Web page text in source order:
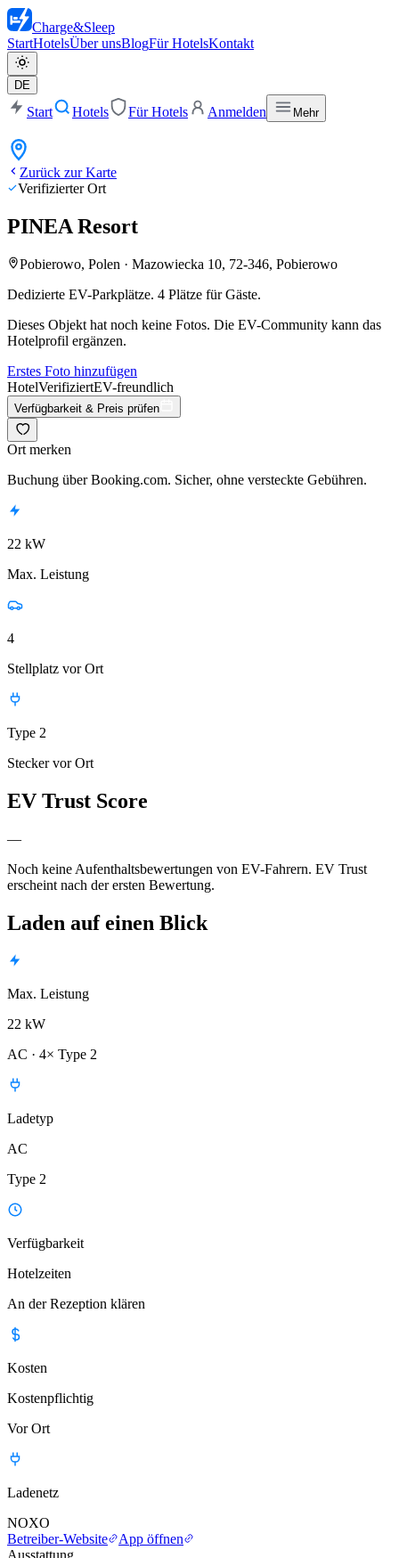
Charge&Sleep
StartHotelsÜber unsBlogFür HotelsKontakt
DE
Start Hotels Für Hotels Anmelden Mehr
Zurück zur Karte
Verifizierter Ort
PINEA Resort
Pobierowo, Polen · Mazowiecka 10, 72-346, Pobierowo
Dedizierte EV-Parkplätze. 4 Plätze für Gäste.
Dieses Objekt hat noch keine Fotos. Die EV-Community kann das
Hotelprofil ergänzen.
Erstes Foto hinzufügen
HotelVerifiziertEV-freundlich
Verfügbarkeit & Preis prüfen
Ort merken
Buchung über Booking.com. Sicher, ohne versteckte Gebühren.
22 kW
Max. Leistung
4
Stellplatz vor Ort
Type 2
Stecker vor Ort
EV Trust Score
—
Noch keine Aufenthaltsbewertungen von EV-Fahrern. EV Trust
erscheint nach der ersten Bewertung.
Laden auf einen Blick
Max. Leistung
22 kW
AC · 4× Type 2
Ladetyp
AC
Type 2
Verfügbarkeit
Hotelzeiten
An der Rezeption klären
Kosten
Kostenpflichtig
Vor Ort
Ladenetz
NOXO
Betreiber-Website
App öffnen